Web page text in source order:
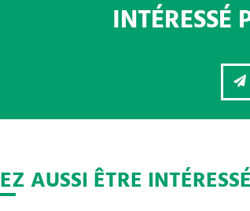
AUSSI ÊTRE